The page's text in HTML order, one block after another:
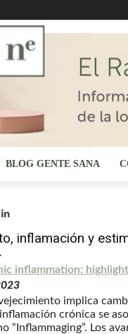
BLOG GENTE SANA
inflamación y
inflammation:
implica
crónica se
“Inflammaging”. Los